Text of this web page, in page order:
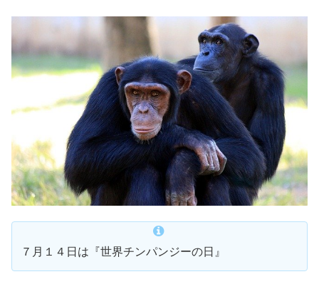
７月１４日は『世界チンパンジーの日』